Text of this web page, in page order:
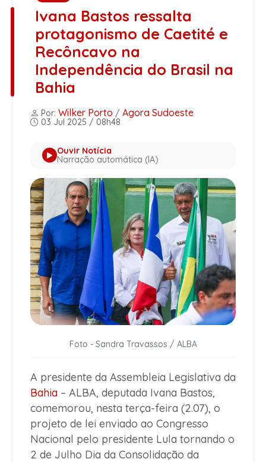
Ivana Bastos ressalta
protagonismo de Caetité e
Recôncavo na
Independência do Brasil na
Bahia
Por: Wilker Porto / Agora Sudoeste
03 Jul 2025 / 08h48
Ouvir Notícia
Narração automática (IA)
Foto - Sandra Travassos / ALBA
A presidente da Assembleia Legislativa da
Bahia – ALBA, deputada Ivana Bastos,
comemorou, nesta terça-feira (2.07), o
projeto de lei enviado ao Congresso
Nacional pelo presidente Lula tornando o
2 de Julho Dia da Consolidação da